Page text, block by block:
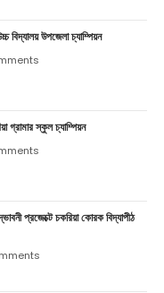
বিদ্যালয় উপজেলা চ্যাম্পিয়ন
গ্রামার স্কুল চ্যাম্পিয়ন
প্রজেক্টে চকরিয়া কোরক বিদ্যাপীঠ